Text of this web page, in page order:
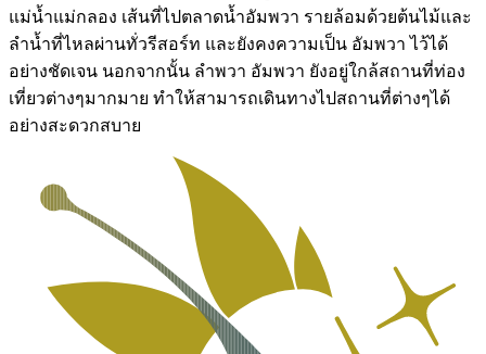
แม่น้ำแม่กลอง เส้นที่ไปตลาดน้ำอัมพวา รายล้อมด้วยต้นไม้และ
ลำน้ำที่ไหลผ่านทั่วรีสอร์ท และยังคงความเป็น อัมพวา ไว้ได้
อย่างชัดเจน นอกจากนั้น ลำพวา อัมพวา ยังอยู่ใกล้สถานที่ท่อง
เที่ยวต่างๆมากมาย ทำให้สามารถเดินทางไปสถานที่ต่างๆได้
อย่างสะดวกสบาย